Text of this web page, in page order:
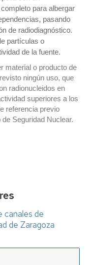
para albergar
pasando
de radiodiagnóstico.
partículas o
de la fuente.
material o producto de
ningún uso, que
radionucleidos en
superiores a los
referencia previo
Seguridad Nuclear.
canales de
de Zaragoza